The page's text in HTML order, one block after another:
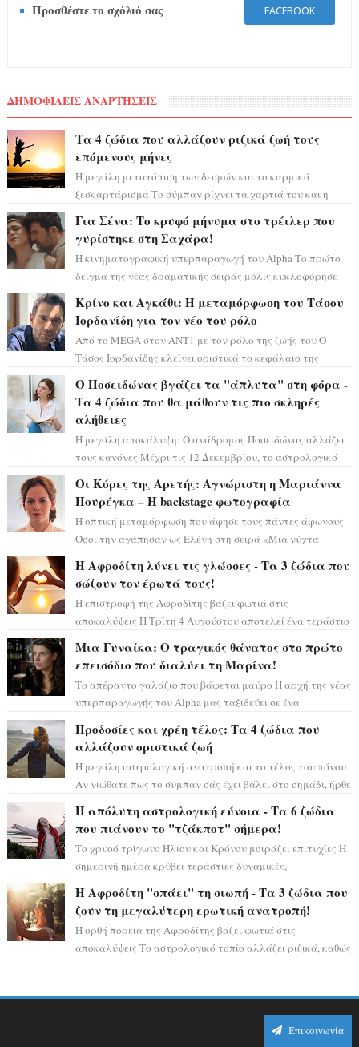
Προσθέστε το σχόλιό σας FACEBOOK
ΔΗΜΟΦΙΛΕΙΣ ΑΝΑΡΤΗΣΕΙΣ
Τα 4 ζώδια που αλλάζουν ριζικά ζωή τους
επόμενους μήνες
Η μεγάλη μετατόπιση των δεσμών και το καρμικό
ξεσκαρτάρισμα Το σύμπαν ρίχνει τα χαρτιά του και η
Για Σένα: Το κρυφό μήνυμα στο τρέιλερ που
γυρίστηκε στη Σαχάρα!
Η κινηματογραφική υπερπαραγωγή του Alpha Το πρώτο
δείγμα της νέας δραματικής σειράς μόλις κυκλοφόρησε
Κρίνο και Αγκάθι: Η μεταμόρφωση του Τάσου
Ιορδανίδη για τον νέο του ρόλο
Από το MEGA στον ΑΝΤ1 με τον ρόλο της ζωής του Ο
Τάσος Ιορδανίδης κλείνει οριστικά το κεφάλαιο της
Ο Ποσειδώνας βγάζει τα "άπλυτα" στη φόρα -
Τα 4 ζώδια που θα μάθουν τις πιο σκληρές
αλήθειες
Η μεγάλη αποκάλυψη: Ο ανάδρομος Ποσειδώνας αλλάζει
τους κανόνες Μέχρι τις 12 Δεκεμβρίου, το αστρολογικό
Οι Κόρες της Αρετής: Αγνώριστη η Μαριάννα
Πουρέγκα – H backstage φωτογραφία
Η οπτική μεταμόρφωση που άφησε τους πάντες άφωνους
Όσοι την αγάπησαν ως Ελένη στη σειρά «Μια νύχτα
Η Αφροδίτη λύνει τις γλώσσες - Τα 3 ζώδια που
σώζουν τον έρωτά τους!
Η επιστροφή της Αφροδίτης βάζει φωτιά στις
αποκαλύψεις Η Τρίτη 4 Αυγούστου αποτελεί ένα τεράστιο
Μια Γυναίκα: Ο τραγικός θάνατος στο πρώτο
επεισόδιο που διαλύει τη Μαρίνα!
Το απέραντο γαλάζιο που βάφεται μαύρο Η αρχή της νέας
υπερπαραγωγής του Alpha μας ταξιδεύει σε ένα
Προδοσίες και χρέη τέλος: Τα 4 ζώδια που
αλλάζουν οριστικά ζωή
Η μεγάλη αστρολογική ανατροπή και το τέλος του πόνου
Αν νιώθατε πως το σύμπαν σάς έχει βάλει στο σημάδι, ήρθε
Η απόλυτη αστρολογική εύνοια - Τα 6 ζώδια
που πιάνουν το "τζάκποτ" σήμερα!
Το χρυσό τρίγωνο Ήλιου και Κρόνου μοιράζει επιτυχίες Η
σημερινή ημέρα κρύβει τεράστιες δυναμικές,
Η Αφροδίτη "σπάει" τη σιωπή - Τα 3 ζώδια που
ζουν τη μεγαλύτερη ερωτική ανατροπή!
Η ορθή πορεία της Αφροδίτης βάζει φωτιά στις
αποκαλύψεις Το αστρολογικό τοπίο αλλάζει ριζικά, καθώς
Επικοινωνία